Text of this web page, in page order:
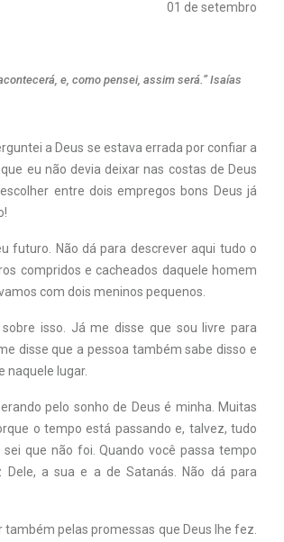
01 de setembro
e, como pensei, assim será.” Isaías
a Deus se estava errada por confiar a
eu não devia deixar nas costas de Deus
entre dois empregos bons Deus já
futuro. Não dá para descrever aqui tudo o
compridos e cacheados daquele homem
com dois meninos pequenos.
isso. Já me disse que sou livre para
disse que a pessoa também sabe disso e
naquele lugar.
pelo sonho de Deus é minha. Muitas
o tempo está passando e, talvez, tudo
que não foi. Quando você passa tempo
a sua e a de Satanás. Não dá para
pelas promessas que Deus lhe fez.